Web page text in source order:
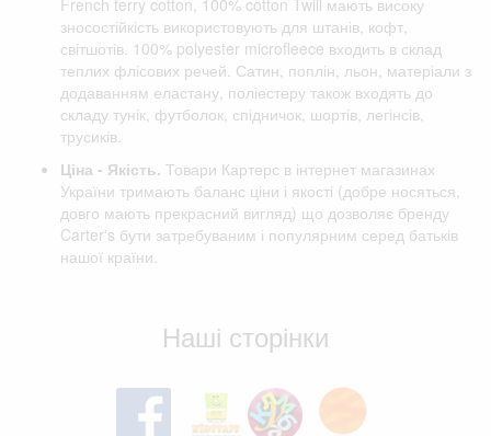
зносостійкість використовують для штанів, кофт,
світшотів. 100% polyester microfleece входить в склад
теплих флісових речей. Сатин, поплін, льон, матеріали з
додаванням еластану, поліестеру також входять до
складу тунік, футболок, спідничок, шортів, легінсів,
трусиків.
Ціна - Якість. Товари Картерс в інтернет магазинах
України тримають баланс ціни і якості (добре носяться,
довго мають прекрасний вигляд) що дозволяє бренду
Carter's бути затребуваним і популярним серед батьків
нашої країни.
Наші сторінки